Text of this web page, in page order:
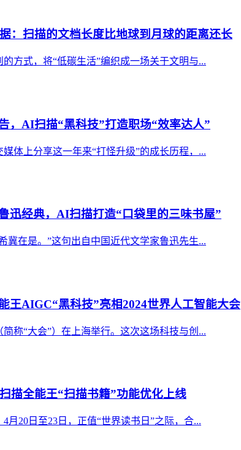
：扫描的文档长度比地球到月球的距离还长
方式，将“低碳生活”编织成一场关于文明与...
，AI扫描“黑科技”打造职场“效率达人”
体上分享这一年来“打怪升级”的成长历程，...
迅经典，AI扫描打造“口袋里的三味书屋”
冀在是。”这句出自中国近代文学家鲁迅先生...
王AIGC“黑科技”亮相2024世界人工智能大会
称“大会”）在上海举行。这次这场科技与创...
描全能王“扫描书籍”功能优化上线
月20日至23日，正值“世界读书日”之际，合...